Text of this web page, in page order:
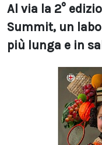
Al via la 2°
Summit, un
più lunga e in